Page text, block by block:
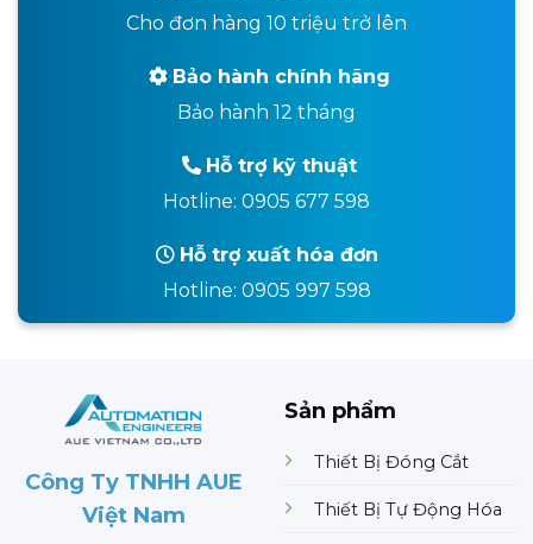
Cho đơn hàng 10 triệu trở lên
Bảo hành chính hãng
Bảo hành 12 tháng
Hỗ trợ kỹ thuật
Hotline: 0905 677 598
Hỗ trợ xuất hóa đơn
Hotline: 0905 997 598
Công Ty TNHH AUE
Việt Nam
Sản phẩm
Thiết Bị Đóng Cắt
Thiết Bị Tự Động Hóa